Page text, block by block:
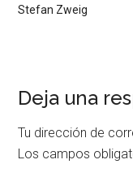
Stefan Zweig
Deja una
Tu dirección de
Los campos